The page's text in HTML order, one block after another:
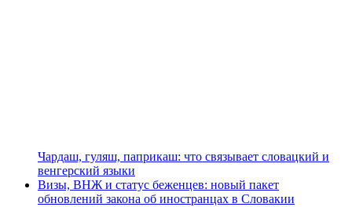
Чардаш, гуляш, паприкаш: что связывает словацкий и
венгерский языки
Визы, ВНЖ и статус беженцев: новый пакет
обновлений закона об иностранцах в Словакии